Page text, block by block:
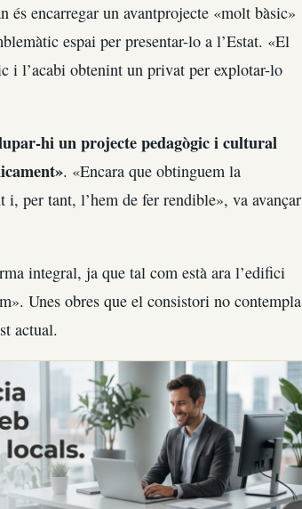
és encarregar un avantprojecte «molt bàsic»
espai per presentar-lo a l’Estat. «El
i l’acabi obtenint un privat per explotar-lo
hi un projecte pedagògic i cultural
. «Encara que obtinguem la
i, per tant, l’hem de fer rendible», va avançar
integral, ja que tal com està ara l’edifici
Unes obres que el consistori no contempla
actual.